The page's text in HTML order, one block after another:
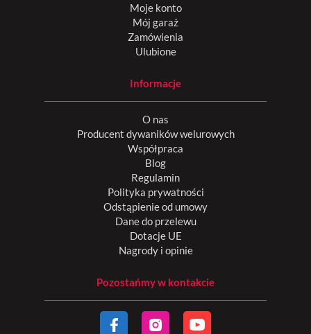
Moje konto
Mój garaż
Zamówienia
Ulubione
Informacje
O nas
Producent dywaników welurowych
Współpraca
Blog
Regulamin
Polityka prywatności
Odstąpienie od umowy
Dane do przelewu
Dotacje UE
Nagrody i opinie
Pozostańmy w kontakcie